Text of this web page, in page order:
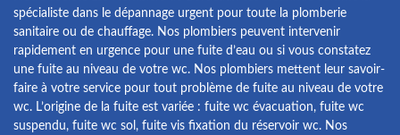
spécialiste dans le dépannage urgent pour toute la plomberie
sanitaire ou de chauffage. Nos plombiers peuvent intervenir
rapidement en urgence pour une fuite d’eau ou si vous constatez
une fuite au niveau de votre wc. Nos plombiers mettent leur savoir-
faire à votre service pour tout problème de fuite au niveau de votre
wc. L’origine de la fuite est variée : fuite wc évacuation, fuite wc
suspendu, fuite wc sol, fuite vis fixation du réservoir wc. Nos